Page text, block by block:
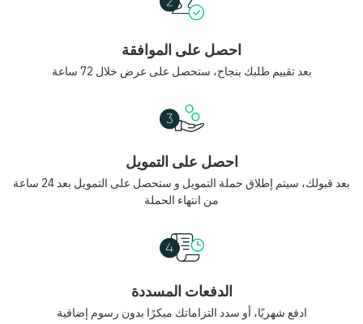
احصل على الموافقة
بعد تقييم طلبك بنجاح، ستحصل على عرض خلال 72 ساعة
احصل على التمويل
بعد قبولك، سيتم إطلاق حملة التمويل و ستحصل على التمويل بعد 24 ساعة
من انتهاء الحملة
الدفعات المسددة
ادفع شهريًا، أو سدد التزاماتك مبكرًا بدون رسوم إضافية